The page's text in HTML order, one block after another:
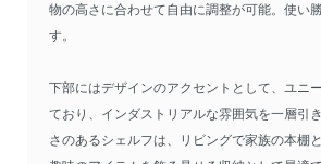
物の高さに合わせて自由に調整が可能。使い
す。
下部にはデザインのアクセントとして、ユニ
ており、インダストリアルな雰囲気を一層引
さのあるシェルフは、リビングで家族の本棚